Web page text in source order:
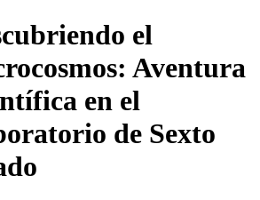
el
Aventura
en el
de Sexto